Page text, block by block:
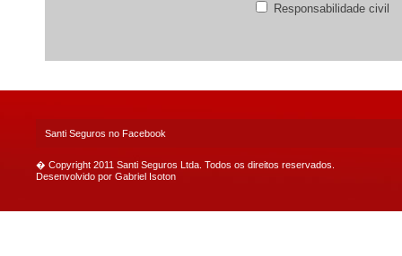
Responsabilidade civil
Santi Seguros no Facebook
� Copyright 2011 Santi Seguros Ltda. Todos os direitos reservados.
Desenvolvido por Gabriel Isoton